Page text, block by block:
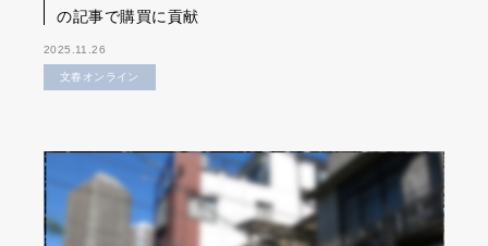
の記事で購買に貢献
2025.11.26
文春オンライン